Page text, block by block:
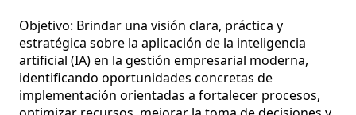
Objetivo: Brindar una visión clara, práctica y
estratégica sobre la aplicación de la inteligencia
artificial (IA) en la gestión empresarial moderna,
identificando oportunidades concretas de
implementación orientadas a fortalecer procesos,